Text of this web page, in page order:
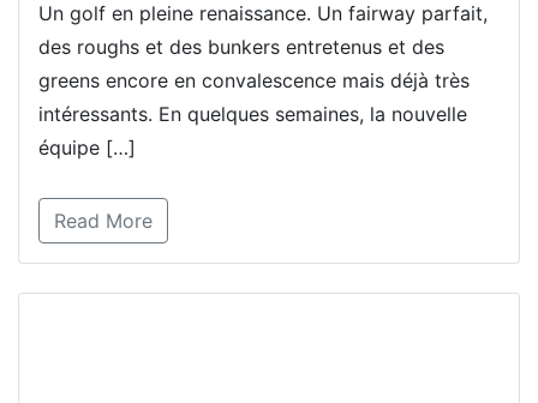
Un golf en pleine renaissance. Un fairway parfait,
des roughs et des bunkers entretenus et des
greens encore en convalescence mais déjà très
intéressants. En quelques semaines, la nouvelle
équipe […]
Read More